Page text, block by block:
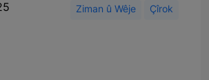
Ziman û Wêje Çîrok